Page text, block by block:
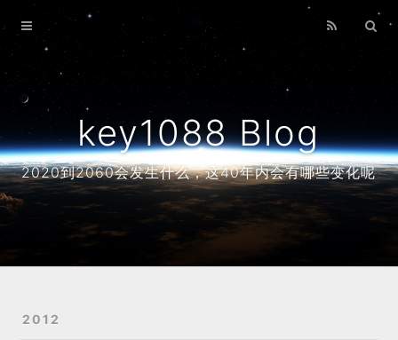
key1088 Blog
2020到2060会发生什么，这40年内会有哪些变化呢
2012
Home
About